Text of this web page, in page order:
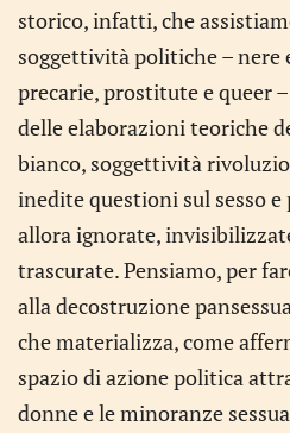
storico, infatti, che
soggettività politiche – nere
precarie, prostitute e queer
delle elaborazioni teoriche
bianco, soggettività
inedite questioni sul sesso e
allora ignorate,
trascurate. Pensiamo, per
alla decostruzione
che materializza, come
spazio di azione politica
donne e le minoranze